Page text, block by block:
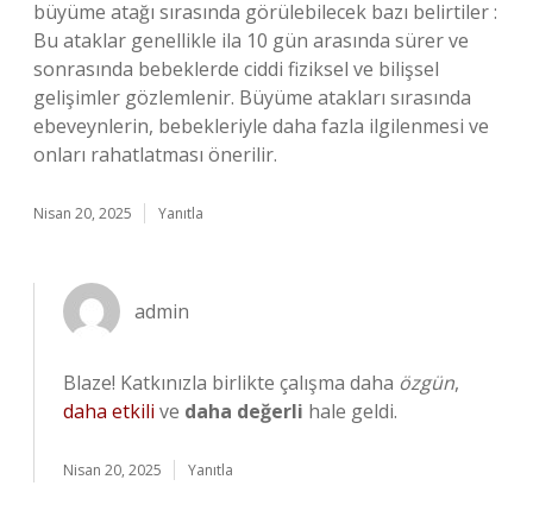
büyüme atağı sırasında görülebilecek bazı belirtiler :
Bu ataklar genellikle ila 10 gün arasında sürer ve
sonrasında bebeklerde ciddi fiziksel ve bilişsel
gelişimler gözlemlenir. Büyüme atakları sırasında
ebeveynlerin, bebekleriyle daha fazla ilgilenmesi ve
onları rahatlatması önerilir.
Nisan 20, 2025 Yanıtla
admin
Blaze! Katkınızla birlikte çalışma daha özgün,
daha etkili ve daha değerli hale geldi.
Nisan 20, 2025 Yanıtla